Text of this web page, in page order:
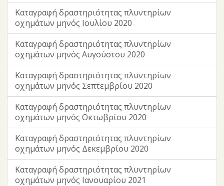
Καταγραφή δραστηριότητας πλυντηρίων
οχημάτων μηνός Ιουλίου 2020
Καταγραφή δραστηριότητας πλυντηρίων
οχημάτων μηνός Αυγούστου 2020
Καταγραφή δραστηριότητας πλυντηρίων
οχημάτων μηνός Σεπτεμβρίου 2020
Καταγραφή δραστηριότητας πλυντηρίων
οχημάτων μηνός Οκτωβρίου 2020
Καταγραφή δραστηριότητας πλυντηρίων
οχημάτων μηνός Δεκεμβρίου 2020
Καταγραφή δραστηριότητας πλυντηρίων
οχημάτων μηνός Ιανουαρίου 2021